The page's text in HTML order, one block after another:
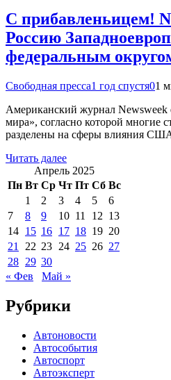
С прибавленьицем!
Россию
федеральным
Свободная пресса1 год спустя01
Американский журнал Newsweek
мира», согласно которой многие
разделены на сферы влияния
Читать далее
Апрель 2025
Пн Вт Ср Чт Пт Сб Вс
1
2 3 4 5
6
7
8 9 10 11 12 13
14 15 16 17 18 19 20
21
22 23 24 25 26 27
28 29 30
« Фев
Май »
Рубрики
Автоновости
Автособытия
Автоспорт
Автоэксперт